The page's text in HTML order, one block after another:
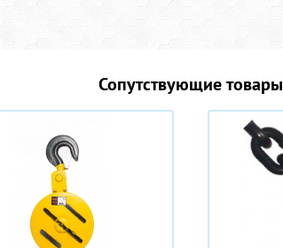
Сопутствующие товары